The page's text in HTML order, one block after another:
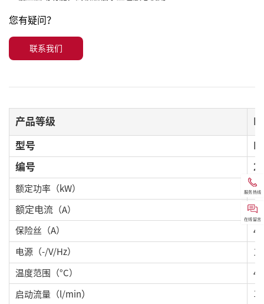
您有疑问？
联系我们
产品等级
型号
编号
额定功率 （kW） 8
额定电流 （A）
保险丝（A） 40
电源 （-/V/Hz） 1
温度范围 （°C ）
启动流量 （l/min）
服务热线
在线留言